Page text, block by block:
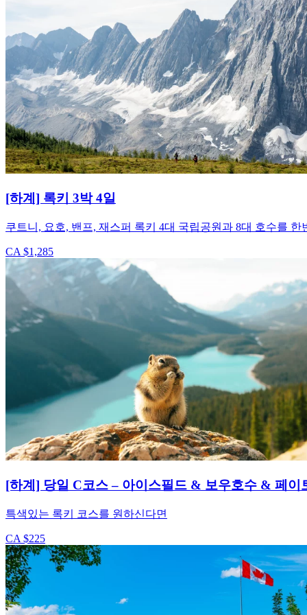
[하계] 록키 3박 4일
쿠트니, 요호, 밴프, 재스퍼 록키 4대 국립공원과 8대 호수를 한
CA $1,285
[하계] 당일 C코스 – 아이스필드 & 보우호수 & 페이
특색있는 록키 코스를 원하신다면
CA $225